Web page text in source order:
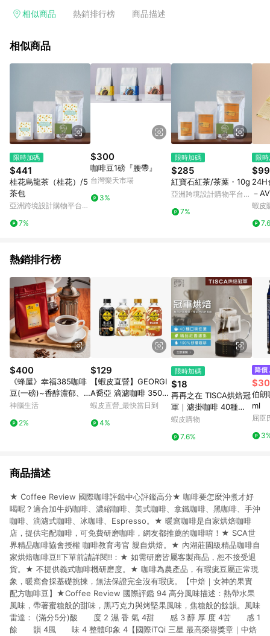
回饋訂單不得享有 Pinkoi 站方優惠，例如首購優惠，P coins，
行為，不具贈點資格，部分退款不在此限。 6. APP 請更新至
貨後 45 天後發送。 8. 群眾募資商品，禮物卡，開館保證金，補
運費，攤位費等不具贈點資格。 9. LINE 購物站上之商品規格、
顏色、價位、贈品如與 Pinkoi 商品資訊頁及購物車不符，以
Pinkoi 購物商品資訊頁及購物車標示為準。 10. 點數紅包使用規
則請以點數紅包活動說明為準。 11. 若於 LINE 購物前往 Pinkoi
頁面後才首次下載 Pinkoi APP 並完成訂單，不符合導購資格；承
上，首次下載 Pinkoi APP 後，需透過 LINE 購物前往 Pinkoi 頁
相似商品 熱銷排行榜 商品描述
相似商品
限時加碼
$441
桂花烏龍茶（桂花）/5
茶包
亞洲跨境設計購物平台
7%
$300
咖啡豆1磅『腰帶』
台灣樂天市場
3%
限時加碼
$285
紅寶石紅茶/茶葉・10g
亞洲跨境設計購物平台
7%
限
$99
24H
－
片】
韓國
蝦皮
熱銷排行榜
$400
《蜂屋》幸福385咖啡
豆(一磅)~香醇濃郁、
柔滑順口、口感極佳
神腦生活
2%
$129
【蝦皮直營】GEORGI
A喬亞 滴濾咖啡 350ml
x4入組 無糖黑咖啡/拿
咖啡 黑咖啡
蝦皮直營_最快當日到
4%
限時加碼
$18
再再之在 TISCA烘焙冠
軍｜濾掛咖啡 40種口
味任選 精品莊園濾掛
濾掛式咖啡 咖啡包 黑
蝦皮購物
7.6%
$30
伯朗
ml
屈臣
商品描述
★ Coffee Review 國際咖啡評鑑中心評鑑高分★ 咖啡要怎麼沖煮才好
喝呢？適合加牛奶咖啡、濃縮咖啡、美式咖啡、拿鐵咖啡、黑咖啡、手沖
咖啡、滴濾式咖啡、冰咖啡、Espresso。★ 暖窩咖啡是自家烘焙咖啡
店，提供宅配咖啡，可免費研磨咖啡，網友都推薦的咖啡唷！★ SCA世
界精品咖啡協會授權 咖啡教育考官 親自烘焙。★ 內湖莊園級精品咖啡自
家烘焙咖啡豆‼️下單前請詳閱‼️：★ 如需研磨皆屬客製商品，恕不接受退
貨。★ 不提供義式咖啡機研磨度。★ 咖啡為農產品，有瑕疵豆屬正常現
象，暖窩會採基礎挑揀，無法保證完全沒有瑕疵。【中焙｜女神的果實
配方咖啡豆】★Coffee Review 國際評鑑 94 高分風味描述：熱帶水果
風味，帶著蜜糖般的甜味，黑巧克力與烤堅果風味，焦糖般的餘韻。風味
雷達： (滿分5分)酸 度 2 濕 香 氣 4甜 感 3 醇 厚 度 4苦 感 1
餘 韻 4風 味 4 整體印象 4【國際iTQi 三星 最高榮譽獎章｜中焙